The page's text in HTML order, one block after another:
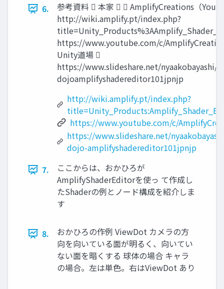
6.
参考資料  本家   AmplifyCreations（
http://wiki.amplify.pt/index.php?
https://www.youtube.com/c/
Unity道場 
https://www.slideshare.net/nyaakobayashi/
dojoamplifyshadereditor101jpnjp
http://wiki.amplify.pt/index.php?
https://www.youtube.com/c/
https://www.slideshare.net/
dojo-amplifyshadereditor101jpnjp
7.
ここからは、おかひろが
AmplifyShaderEditorを使っ て作成し
たShaderの例とノード構成を紹介しま
す
8.
おかひろの作例 ViewDot カメラの方
向を向いている面が明るく、向いてい
ない面を暗くする 球体の場合 キャラ
の場合。左は単色。右はViewDot あり